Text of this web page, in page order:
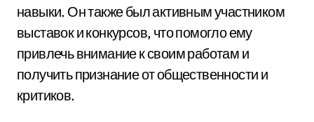
навыки. Он также был активным участником
выставок и конкурсов, что помогло ему
привлечь внимание к своим работам и
получить признание от общественности и
критиков.